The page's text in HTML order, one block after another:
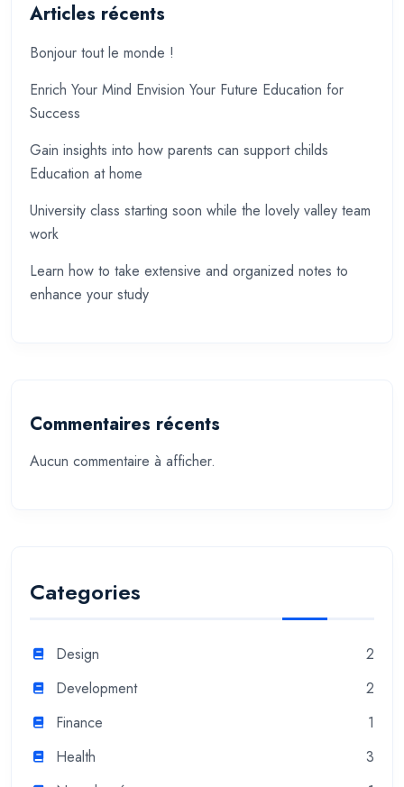
Articles récents
Bonjour tout le monde !
Enrich Your Mind Envision Your Future Education for
Success
Gain insights into how parents can support childs
Education at home
University class starting soon while the lovely valley team
work
Learn how to take extensive and organized notes to
enhance your study
Commentaires récents
Aucun commentaire à afficher.
Categories
Design
2
Development
2
Finance
1
Health
3